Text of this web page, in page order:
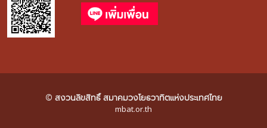
© สงวนลิขสิทธิ์ สมาคมวงโยธวาทิตแห่งประเทศไทย
mbat.or.th